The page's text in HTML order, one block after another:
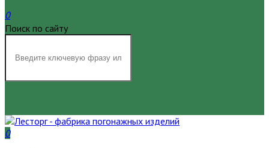
0
Поиск по сайту
0